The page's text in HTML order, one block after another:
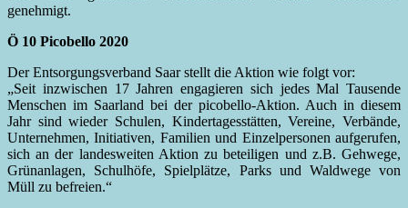
genehmigt.
Ö 10 Picobello 2020
Der Entsorgungsverband Saar stellt die Aktion wie folgt vor:
„Seit inzwischen 17 Jahren engagieren sich jedes Mal Tausende
Menschen im Saarland bei der picobello-Aktion. Auch in diesem
Jahr sind wieder Schulen, Kindertagesstätten, Vereine, Verbände,
Unternehmen, Initiativen, Familien und Einzelpersonen aufgerufen,
sich an der landesweiten Aktion zu beteiligen und z.B. Gehwege,
Grünanlagen, Schulhöfe, Spielplätze, Parks und Waldwege von
Müll zu befreien.“